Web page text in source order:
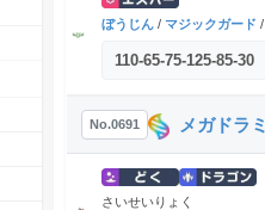
ぼうじん / マジックガード
110-65-75-125-85-30
No.0691 メガドラ
さいせいりょく